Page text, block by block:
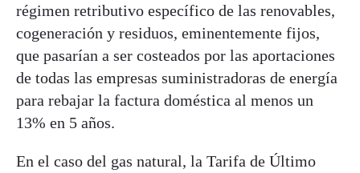
régimen retributivo específico de las renovables,
cogeneración y residuos, eminentemente fijos,
que pasarían a ser costeados por las aportaciones
de todas las empresas suministradoras de energía
para rebajar la factura doméstica al menos un
13% en 5 años.
En el caso del gas natural, la Tarifa de Último